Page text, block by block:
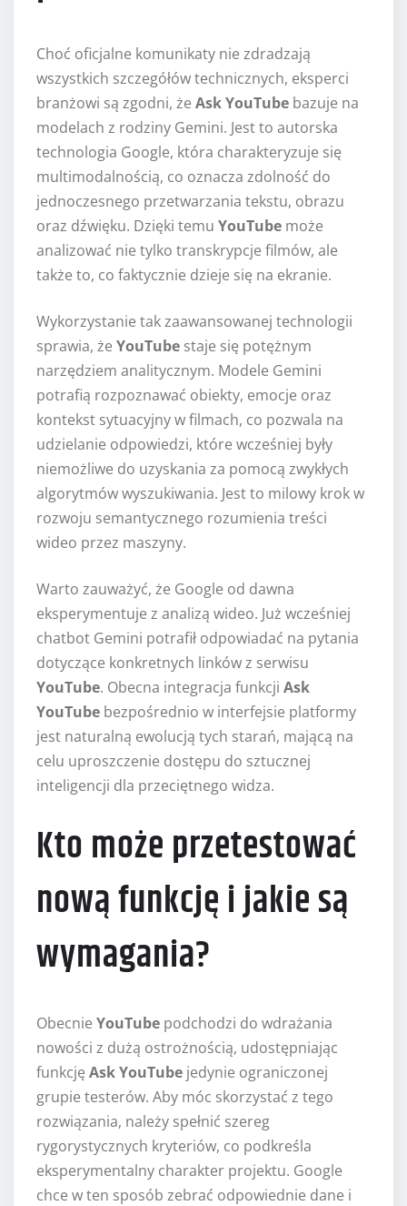
Choć oficjalne komunikaty nie zdradzają
wszystkich szczegółów technicznych, eksperci
branżowi są zgodni, że Ask YouTube bazuje na
modelach z rodziny Gemini. Jest to autorska
technologia Google, która charakteryzuje się
multimodalnością, co oznacza zdolność do
jednoczesnego przetwarzania tekstu, obrazu
oraz dźwięku. Dzięki temu YouTube może
analizować nie tylko transkrypcje filmów, ale
także to, co faktycznie dzieje się na ekranie.
Wykorzystanie tak zaawansowanej technologii
sprawia, że YouTube staje się potężnym
narzędziem analitycznym. Modele Gemini
potrafią rozpoznawać obiekty, emocje oraz
kontekst sytuacyjny w filmach, co pozwala na
udzielanie odpowiedzi, które wcześniej były
niemożliwe do uzyskania za pomocą zwykłych
algorytmów wyszukiwania. Jest to milowy krok w
rozwoju semantycznego rozumienia treści
wideo przez maszyny.
Warto zauważyć, że Google od dawna
eksperymentuje z analizą wideo. Już wcześniej
chatbot Gemini potrafił odpowiadać na pytania
dotyczące konkretnych linków z serwisu
YouTube. Obecna integracja funkcji Ask
YouTube bezpośrednio w interfejsie platformy
jest naturalną ewolucją tych starań, mającą na
celu uproszczenie dostępu do sztucznej
inteligencji dla przeciętnego widza.
Kto może przetestować
nową funkcję i jakie są
wymagania?
Obecnie YouTube podchodzi do wdrażania
nowości z dużą ostrożnością, udostępniając
funkcję Ask YouTube jedynie ograniczonej
grupie testerów. Aby móc skorzystać z tego
rozwiązania, należy spełnić szereg
rygorystycznych kryteriów, co podkreśla
eksperymentalny charakter projektu. Google
chce w ten sposób zebrać odpowiednie dane i